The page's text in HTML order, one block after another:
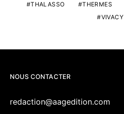
THALASSO
THERMES
VIVACY
NOUS CONTACTER
redaction@aagedition.com